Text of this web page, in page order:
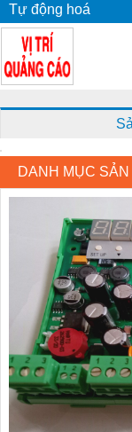
Tự động hoá
DANH MỤC SẢN